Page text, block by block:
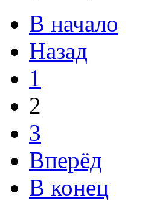
В начало
Назад
1
2
3
Вперёд
В конец